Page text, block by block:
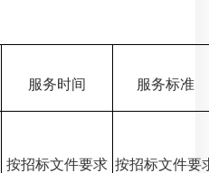
服务时间 服务标准
按招标文件要求 按招标文件要